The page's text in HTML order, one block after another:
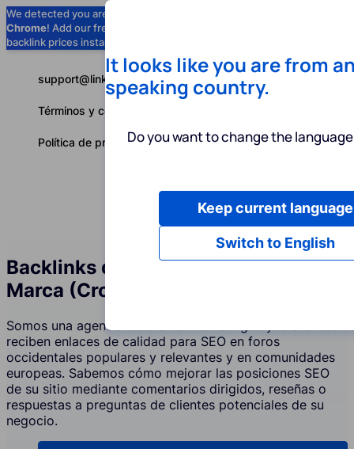
We detected you are using
Chrome! Add our free extension to check
backlink prices instantly as you browse.
Servicios
Español
support@linkbuilder.com
Términos y condiciones
Política de privacidad
Backlinks de Foros y Menciones de
Marca (Crowd Marketing)
Somos una agencia de crowd marketing cuyos clientes
reciben enlaces de calidad para SEO en foros
occidentales populares y relevantes y en comunidades
europeas. Sabemos cómo mejorar las posiciones SEO
de su sitio mediante comentarios dirigidos, reseñas o
respuestas a preguntas de clientes potenciales de su
negocio.
It looks like you are from
speaking country.
Do you want to change the
Switch to English
Keep current language